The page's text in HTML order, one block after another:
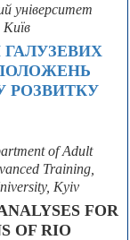
університет
ПОЛОЖЕНЬ
РОЗВИТКУ
of Adult
Training,
Kyiv
FOR
OF RIO